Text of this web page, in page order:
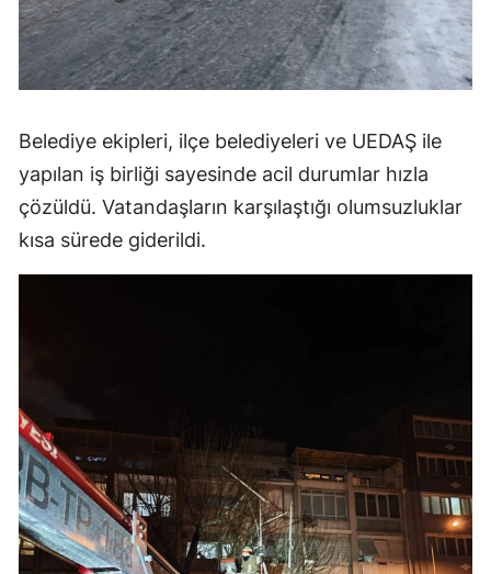
Belediye ekipleri, ilçe belediyeleri ve UEDAŞ ile
yapılan iş birliği sayesinde acil durumlar hızla
çözüldü. Vatandaşların karşılaştığı olumsuzluklar
kısa sürede giderildi.